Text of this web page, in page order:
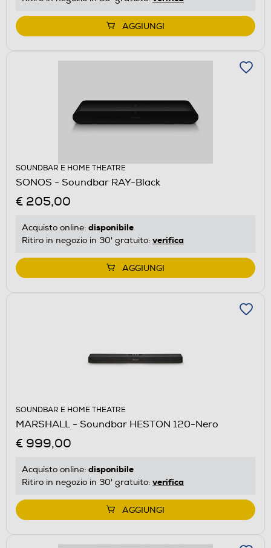
AGGIUNGI
SOUNDBAR E HOME THEATRE
SONOS - Soundbar RAY-Black
€ 205,00
Acquisto online: disponibile
Ritiro in negozio in 30' gratuito: verifica
AGGIUNGI
SOUNDBAR E HOME THEATRE
MARSHALL - Soundbar HESTON 120-Nero
€ 999,00
Acquisto online: disponibile
Ritiro in negozio in 30' gratuito: verifica
AGGIUNGI